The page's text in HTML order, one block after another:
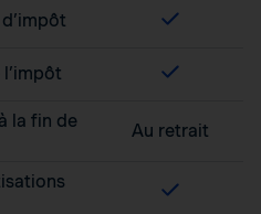
la fin de
Au retrait